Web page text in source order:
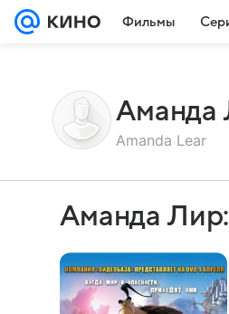
Фильмы
Аманда
Amanda Lear
Аманда